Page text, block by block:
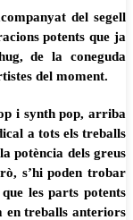
del segell
potents que ja
de la coneguda
del moment.
i synth pop, arriba
a tots els treballs
potència dels greus
s’hi poden trobar
les parts potents
en treballs anteriors